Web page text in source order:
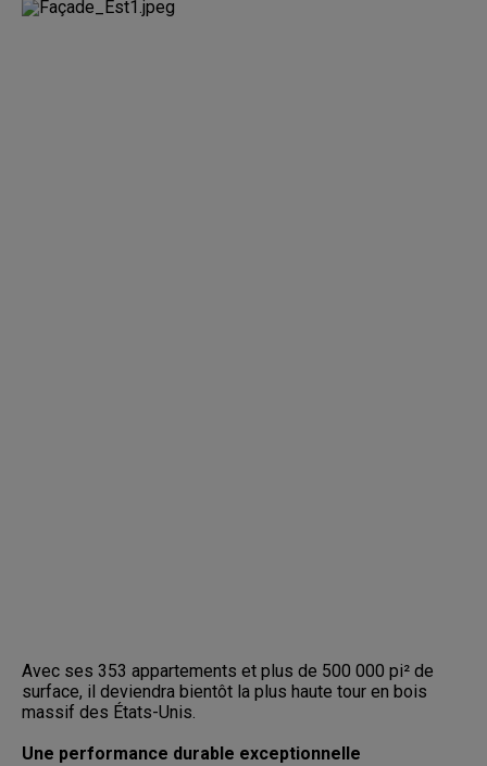
Avec ses 353 appartements et plus de 500 000 pi² de
surface, il deviendra bientôt la plus haute tour en bois
massif des États-Unis.
Une performance durable exceptionnelle